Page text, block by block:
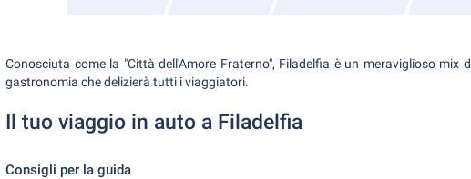
Conosciuta come la "Città dell'Amore Fraterno", Filadelfia è un meraviglioso mix
gastronomia che delizierà tutti i viaggiatori.
Il tuo viaggio in auto a Filadelfia
Consigli per la guida